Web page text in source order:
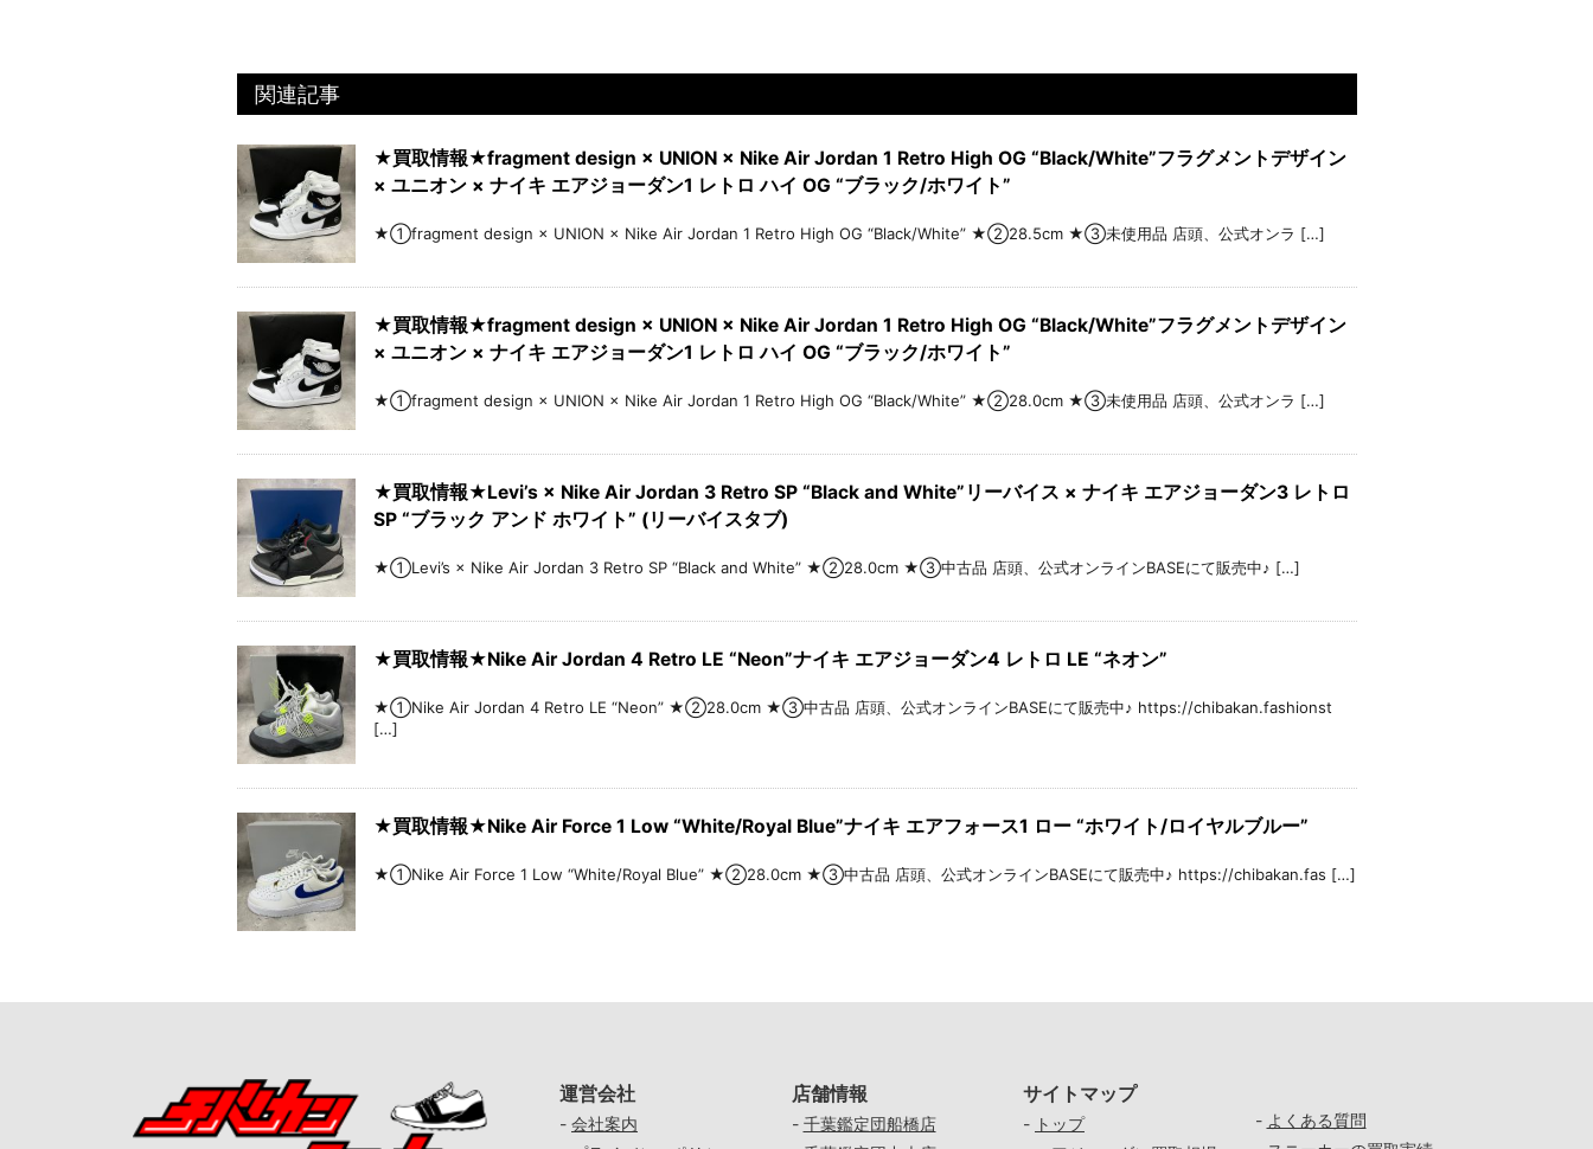
関連記事
★買取情報★fragment design × UNION × Nike Air Jordan 1 Retro High OG “Black/White”フラグメントデザイン
× ユニオン × ナイキ エアジョーダン1 レトロ ハイ OG “ブラック/ホワイト”
★①fragment design × UNION × Nike Air Jordan 1 Retro High OG “Black/White” ★②28.5cm ★③未使用品 店頭、公式オンラ […]
★買取情報★fragment design × UNION × Nike Air Jordan 1 Retro High OG “Black/White”フラグメントデザイン
× ユニオン × ナイキ エアジョーダン1 レトロ ハイ OG “ブラック/ホワイト”
★①fragment design × UNION × Nike Air Jordan 1 Retro High OG “Black/White” ★②28.0cm ★③未使用品 店頭、公式オンラ […]
★買取情報★Levi’s × Nike Air Jordan 3 Retro SP “Black and White”リーバイス × ナイキ エアジョーダン3 レトロ
SP “ブラック アンド ホワイト” (リーバイスタブ)
★①Levi’s × Nike Air Jordan 3 Retro SP “Black and White” ★②28.0cm ★③中古品 店頭、公式オンラインBASEにて販売中♪ […]
★買取情報★Nike Air Jordan 4 Retro LE “Neon”ナイキ エアジョーダン4 レトロ LE “ネオン”
★①Nike Air Jordan 4 Retro LE “Neon” ★②28.0cm ★③中古品 店頭、公式オンラインBASEにて販売中♪ https://chibakan.fashionst
[…]
★買取情報★Nike Air Force 1 Low “White/Royal Blue”ナイキ エアフォース1 ロー “ホワイト/ロイヤルブルー”
★①Nike Air Force 1 Low “White/Royal Blue” ★②28.0cm ★③中古品 店頭、公式オンラインBASEにて販売中♪ https://chibakan.fas […]
運営会社
- 会社案内
店舗情報
- 千葉鑑定団船橋店
サイトマップ
- トップ
- よくある質問